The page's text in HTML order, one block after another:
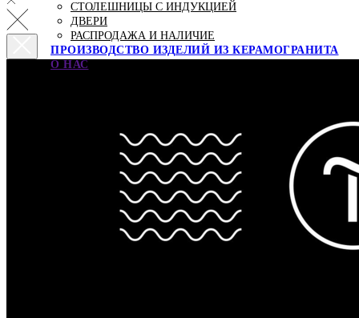
СТОЛЕШНИЦЫ С ИНДУКЦИЕЙ
ДВЕРИ
РАСПРОДАЖА И НАЛИЧИЕ
ПРОИЗВОДСТВО ИЗДЕЛИЙ ИЗ КЕРАМОГРАНИТА
О НАС
ДОСТАВКА И ОПЛАТА
ВАКАНСИИ
omstudio@srpremium.ru